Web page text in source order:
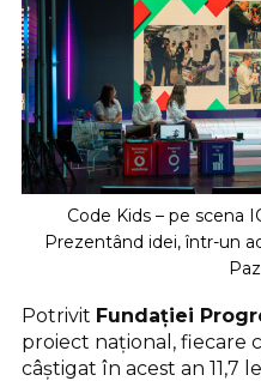
Code Kids – pe scena
Prezentând idei, într-un
Potrivit Fundației
proiect național, fiecare
câștigat în acest an 11,7